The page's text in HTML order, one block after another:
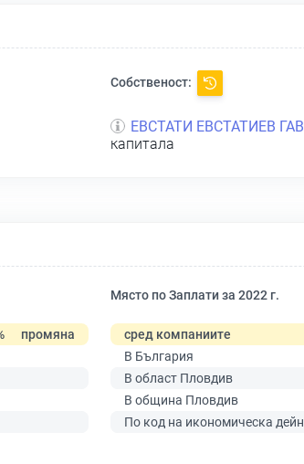
Собственост:
ЕВСТАТИ ЕВСТАТИЕВ
капитала
промяна
Място по Заплати за 2022 г.
сред компаниите
В България
В област Пловдив
В община Пловдив
По код на икономическа